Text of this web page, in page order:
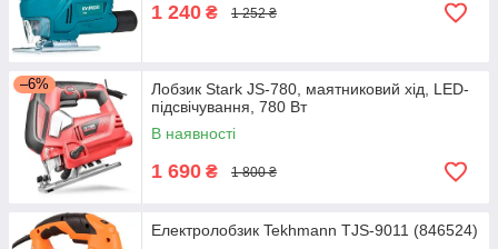
1 240 ₴ 1 252 ₴
–6%
Лобзик Stark JS-780, маятниковий хід, LED-
підсвічування, 780 Вт
В наявності
1 690 ₴ 1 800 ₴
Електролобзик Tekhmann TJS-9011 (846524)